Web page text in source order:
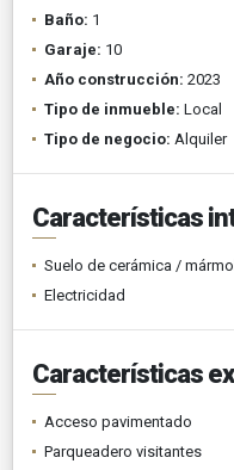
Baño: 1
Garaje: 10
Año construcción: 2023
Tipo de inmueble: Local
Tipo de negocio: Alquiler
Características
Suelo de cerámica / mármol
Electricidad
Características
Acceso pavimentado
Parqueadero visitantes